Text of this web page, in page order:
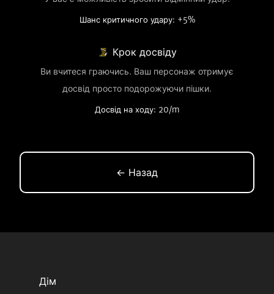
Шанс критичного удару: +5%
Крок досвіду
Ви вчитеся граючись. Ваш персонаж отримує
досвід просто подорожуючи пішки.
Досвід на ходу: 20/m
← Назад
Дім